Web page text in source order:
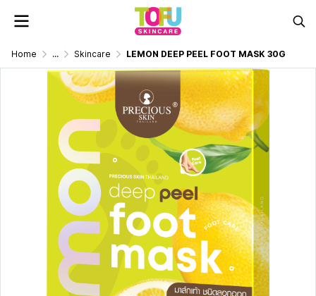
Home ... Skincare LEMON DEEP PEEL FOOT MASK 30G